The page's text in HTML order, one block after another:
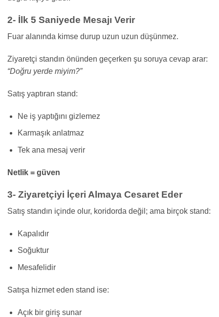
2- İlk 5 Saniyede Mesajı Verir
Fuar alanında kimse durup uzun uzun düşünmez.
Ziyaretçi standın önünden geçerken şu soruya cevap arar:
“Doğru yerde miyim?”
Satış yaptıran stand:
Ne iş yaptığını gizlemez
Karmaşık anlatmaz
Tek ana mesaj verir
Netlik = güven
3- Ziyaretçiyi İçeri Almaya Cesaret Eder
Satış standın içinde olur, koridorda değil; ama birçok stand:
Kapalıdır
Soğuktur
Mesafelidir
Satışa hizmet eden stand ise:
Açık bir giriş sunar